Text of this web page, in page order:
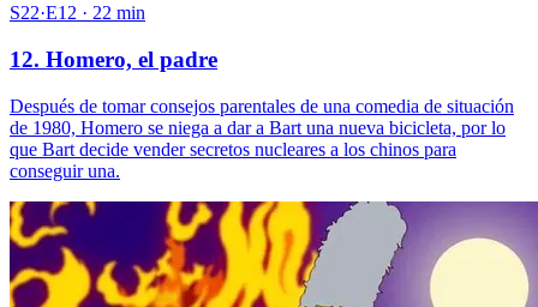
S22·E12 · 22 min
12. Homero, el padre
Después de tomar consejos parentales de una comedia de situación
de 1980, Homero se niega a dar a Bart una nueva bicicleta, por lo
que Bart decide vender secretos nucleares a los chinos para
conseguir una.